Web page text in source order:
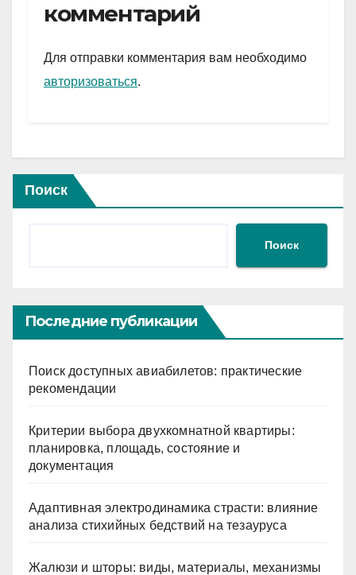
a
m
A
p
и
комментарий
Для отправки комментария вам необходимо
авторизоваться.
Поиск
Поиск
Последние публикации
Поиск доступных авиабилетов: практические
рекомендации
Критерии выбора двухкомнатной квартиры:
планировка, площадь, состояние и
документация
Адаптивная электродинамика страсти: влияние
анализа стихийных бедствий на тезауруса
Жалюзи и шторы: виды, материалы, механизмы